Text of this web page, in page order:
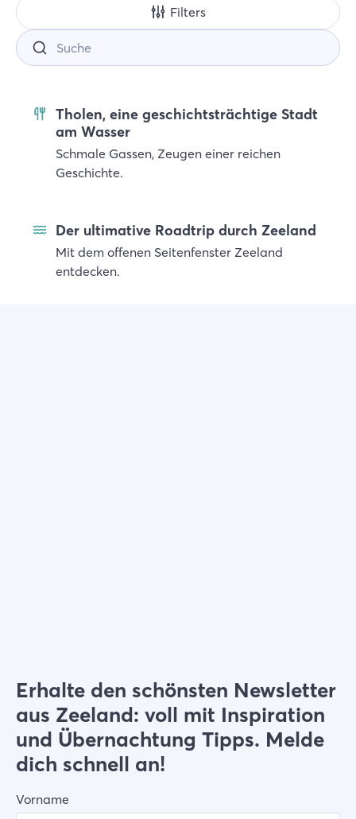
Filters
Tholen, eine geschichtsträchtige Stadt
am Wasser
Schmale Gassen, Zeugen einer reichen
Geschichte.
Der ultimative Roadtrip durch Zeeland
Mit dem offenen Seitenfenster Zeeland
entdecken.
Erhalte den schönsten Newsletter
aus Zeeland: voll mit Inspiration
und Übernachtung Tipps. Melde
dich schnell an!
Vorname